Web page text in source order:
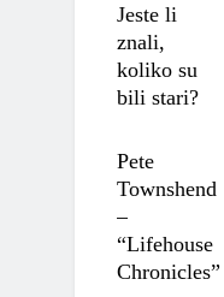
Jeste li
znali,
koliko su
bili stari?
Pete
Townshend
–
“Lifehouse
Chronicles”